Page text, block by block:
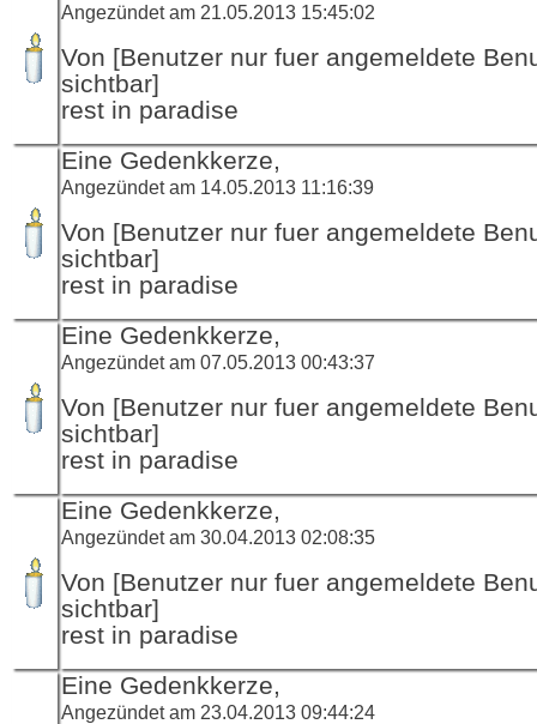
Angezündet am 21.05.2013 15:45:02
Von [Benutzer nur fuer angemeldete
sichtbar]
rest in paradise
Eine Gedenkkerze,
Angezündet am 14.05.2013 11:16:39
Von [Benutzer nur fuer angemeldete
sichtbar]
rest in paradise
Eine Gedenkkerze,
Angezündet am 07.05.2013 00:43:37
Von [Benutzer nur fuer angemeldete
sichtbar]
rest in paradise
Eine Gedenkkerze,
Angezündet am 30.04.2013 02:08:35
Von [Benutzer nur fuer angemeldete
sichtbar]
rest in paradise
Eine Gedenkkerze,
Angezündet am 23.04.2013 09:44:24